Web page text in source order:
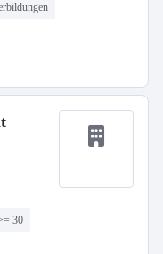
30